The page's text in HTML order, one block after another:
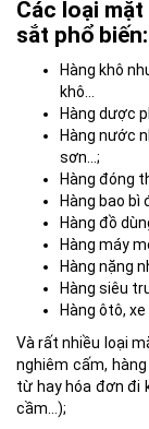
Các loại
sắt phổ biến:
Hàng khô
khô…
Hàng dược
Hàng nước
sơn…;
Hàng đóng
Hàng bao
Hàng đồ
Hàng máy
Hàng nặng
Hàng siêu
Hàng ôtô,
Và rất nhiều loại
nghiêm cấm,
từ hay hóa đơn đi
cầm…);